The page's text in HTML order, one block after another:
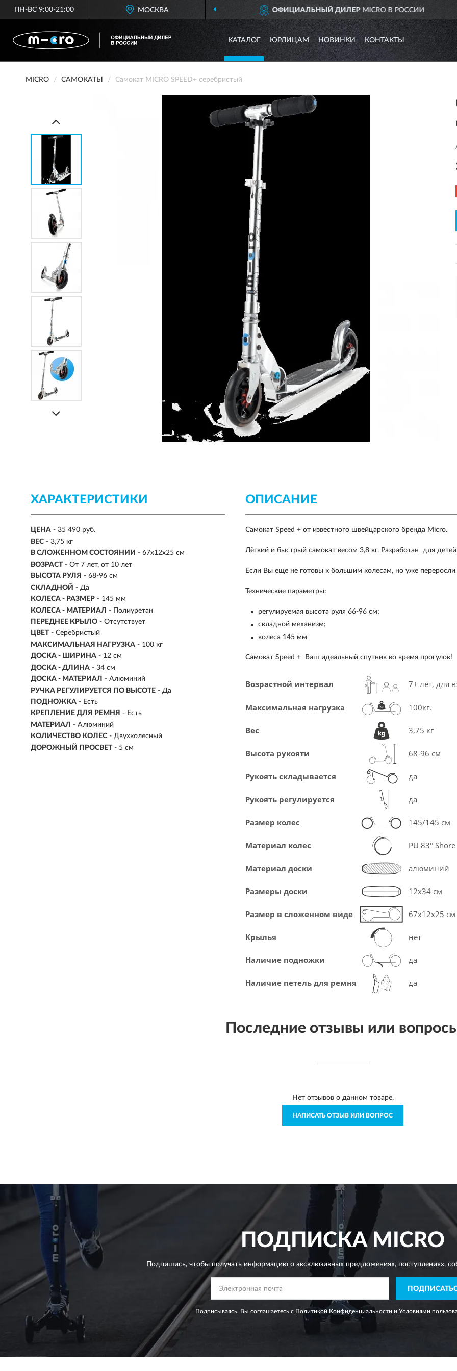
ПН-ВС 9:00-21:00 МОСКВА
ОФИЦИАЛЬНЫЙ ДИЛЕР MICRO В РОССИИ
КАТАЛОГ ЮРЛИЦАМ НОВИНКИ КОНТАКТЫ
MICRO САМОКАТЫ Самокат MICRO SPEED+ серебристый
ХАРАКТЕРИСТИКИ
ЦЕНА - 35 490 руб.
ВЕС - 3,75 кг
В СЛОЖЕННОМ СОСТОЯНИИ - 67x12x25 см
ВОЗРАСТ - От 7 лет, от 10 лет
ВЫСОТА РУЛЯ - 68-96 см
СКЛАДНОЙ - Да
КОЛЕСА - РАЗМЕР - 145 мм
КОЛЕСА - МАТЕРИАЛ - Полиуретан
ПЕРЕДНЕЕ КРЫЛО - Отсутствует
ЦВЕТ - Серебристый
МАКСИМАЛЬНАЯ НАГРУЗКА - 100 кг
ДОСКА - ШИРИНА - 12 см
ДОСКА - ДЛИНА - 34 см
ДОСКА - МАТЕРИАЛ - Алюминий
РУЧКА РЕГУЛИРУЕТСЯ ПО ВЫСОТЕ - Да
ПОДНОЖКА - Есть
КРЕПЛЕНИЕ ДЛЯ РЕМНЯ - Есть
МАТЕРИАЛ - Алюминий
КОЛИЧЕСТВО КОЛЕС - Двухколесный
ДОРОЖНЫЙ ПРОСВЕТ - 5 см
ОПИСАНИЕ
Самокат Speed +от известного швейцарского бренда Micro.
Лёгкий и быстрый самокат весом 3,8 кг. Разработан для
Если Вы еще не готовы к большим колесам, но уже
Технические параметры:
регулируемая высота руля 66-96 см;
складной механизм;
колеса 145 мм
Самокат Speed + Ваш идеальный спутник во время прогулок!
Возрастной интервал 7+ лет, для
Максимальная нагрузка 100кг.
Вес 3,75 кг
Высота рукояти 68-96 см
Рукоять складывается да
Рукоять регулируется да
Размер колес 145/145 см
Материал колес PU 83°
Материал доски алюминий
Размеры доски 12х34 см
Размер в сложенном виде 67x12x25 см
Крылья нет
Наличие подножки да
Наличие петель для ремня да
Последние отзывы или
Нет отзывов о данном товаре.
НАПИСАТЬ ОТЗЫВ ИЛИ ВОПРОС
ПОДПИСКАMICRO
Подпишись, чтобы получать информацию о эксклюзивных предложениях,поступлениях,
Подписываясь, Вы соглашаетесь с Политикой Конфиденциальности и Условиями